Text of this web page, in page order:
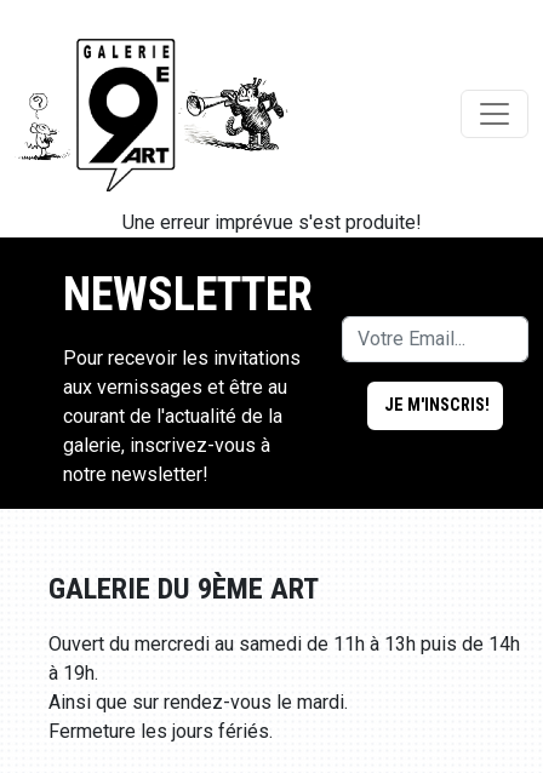
Une erreur imprévue s'est produite!
NEWSLETTER
Pour recevoir les invitations
aux vernissages et être au
courant de l'actualité de la
galerie, inscrivez-vous à
notre newsletter!
GALERIE DU 9ÈME ART
Ouvert du mercredi au samedi de 11h à 13h puis de 14h
à 19h.
Ainsi que sur rendez-vous le mardi.
Fermeture les jours fériés.